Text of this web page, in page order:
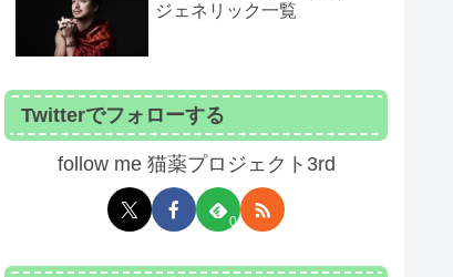
オメディカル
オメディカル
ジェネリック一覧
Twitterでフォローする
follow me 猫薬プロジェクト3rd
0